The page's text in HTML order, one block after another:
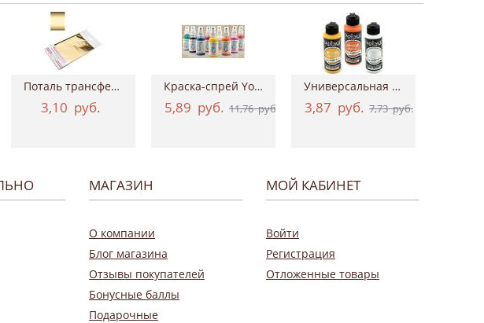
Поталь трансферная Geronimo, 15*100 см ТАИР
3,10 руб.
Краска-спрей Your Fashion Spray Fabric Pa...
5,89 руб. 11,76руб.
Универсальная акриловая краска Hybrid Ac...
3,87 руб. 7,73руб.
МАГАЗИН
О компании
Блог магазина
Отзывы покупателей
Бонусные баллы
Подарочные
МОЙ КАБИНЕТ
Войти
Регистрация
Отложенные товары